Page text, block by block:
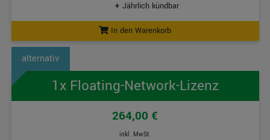
Jährlich kündbar
In den Warenkorb
1x Floating-Network-Lizenz
264,00 €
inkl. MwSt.